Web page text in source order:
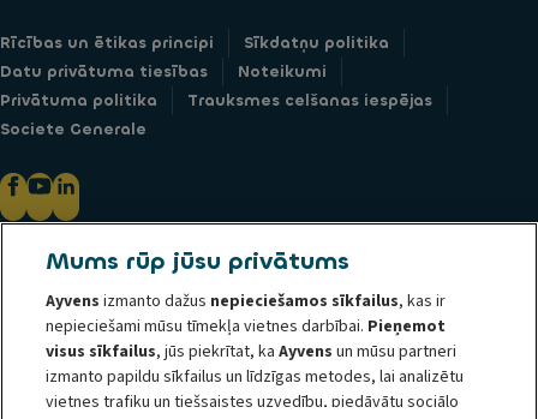
Rīcības un ētikas principi
Sīkdatņu politika
Datu privātuma tiesības
Noteikumi
Privātuma politika
Trauksmes celšanas iespējas
Societe Generale
@ 2026 ALD Automotive I LeasePlan izveido Ayvens Group, savu jauno
globālās mobilitātes zīmolu, kas apvieno abus uzņēmumus zem vienas
kopīgas identitātes. ALD Automotive | LeasePlan ir vadošais globālais
ilgtspējīgas mobilitātes tirgus dalībnieks, kas sniedz pilna servisa līzinga
(nomas) pakalpojumus, elastīgus abonēšanas (nomas) pakalpojumus,
autoparka pārvaldības pakalpojumus un multimobilitātes risinājumus lielām
Mums rūp jūsu privātums
Ayvens izmanto dažus nepieciešamos sīkfailus, kas ir
nepieciešami mūsu tīmekļa vietnes darbībai. Pieņemot
visus sīkfailus, jūs piekrītat, kaAyvens un mūsu partneri
izmanto papildu sīkfailus un līdzīgas metodes, lai analizētu
vietnes trafiku un tiešsaistes uzvedību, piedāvātu sociālo